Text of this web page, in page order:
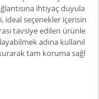
ihtiyaç duyula
ideal seçenekler içerisin
tavsiyeedilen ürünle
adına kullanıl
tam koruma sağl